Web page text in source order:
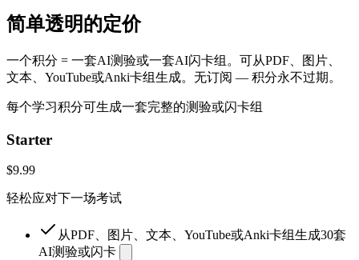
简单透明的定价
一个积分 = 一套AI测验或一套AI闪卡组。可从PDF、图片、
文本、YouTube或Anki卡组生成。无订阅 — 积分永不过期。
每个学习积分可生成一套完整的测验或闪卡组
Starter
$9.99
轻松应对下一场考试
从PDF、图片、文本、YouTube或Anki卡组生成30套
AI测验或闪卡